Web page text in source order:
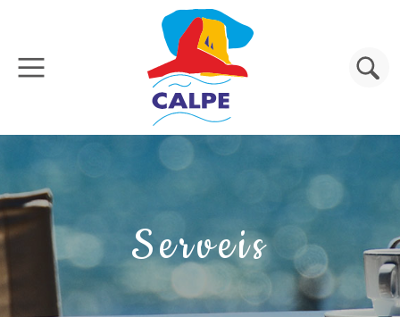
Cerca
Serveis